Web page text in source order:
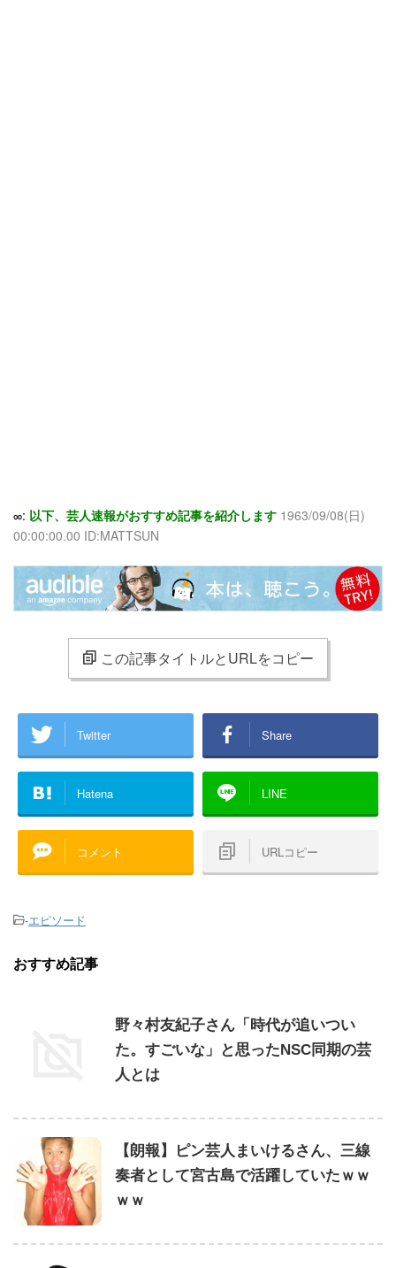
∞: 以下、芸人速報がおすすめ記事を紹介します 1963/09/08(日)
00:00:00.00 ID:MATTSUN
この記事タイトルとURLをコピー
Twitter Share
Hatena LINE
コメント URLコピー
-エピソード
おすすめ記事
野々村友紀子さん「時代が追いつい
た。すごいな」と思ったNSC同期の芸
人とは
【朗報】ピン芸人まいけるさん、三線
奏者として宮古島で活躍していたｗｗ
ｗｗ